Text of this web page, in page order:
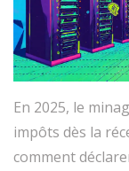
En 2025, le
impôts dès la
comment